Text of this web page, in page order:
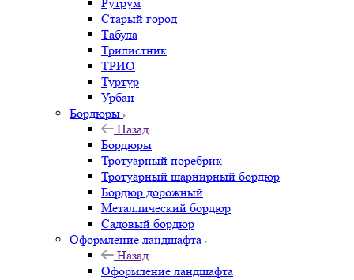
Старый город
Табула
Трилистник
ТРИО
Туртур
Урбан
Бордюры
Назад
Бордюры
Тротуарный поребрик
Тротуарный шарнирный бордюр
Бордюр дорожный
Металлический бордюр
Садовый бордюр
Оформление ландшафта
Назад
Оформление ландшафта